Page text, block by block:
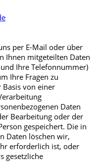
per E-Mail oder über
Ihnen mitgeteilten Daten
Ihre Telefonnummer)
Ihre Fragen zu
von einer
Daten
Bearbeitung oder der
gespeichert. Die in
Daten löschen wir,
erforderlich ist, oder
gesetzliche